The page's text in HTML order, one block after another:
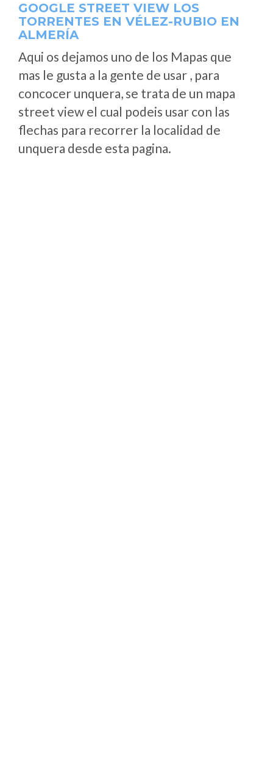
GOOGLE STREET VIEW LOS
TORRENTES EN VÉLEZ-RUBIO EN
ALMERÍA
Aqui os dejamos uno de los Mapas que
mas le gusta a la gente de usar , para
concocer unquera, se trata de un mapa
street view el cual podeis usar con las
flechas para recorrer la localidad de
unquera desde esta pagina.